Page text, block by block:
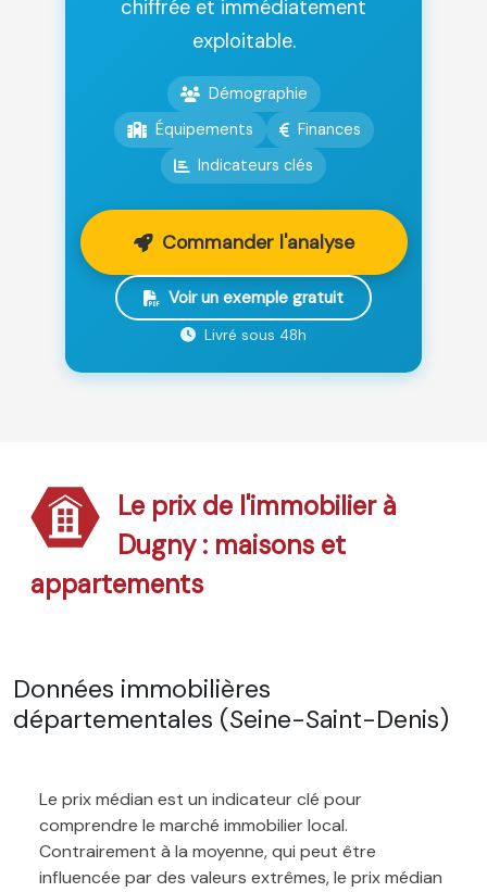
chiffrée et immédiatement
exploitable.
Démographie
Équipements
Finances
Indicateurs clés
Commander l'analyse
Voir un exemple gratuit
Livré sous 48h
Le prix de l'immobilier à
Dugny : maisons et
appartements
Données immobilières
départementales (Seine-Saint-Denis)
Le prix médian est un indicateur clé pour
comprendre le marché immobilier local.
Contrairement à la moyenne, qui peut être
influencée par des valeurs extrêmes, le prix médian